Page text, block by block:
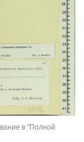
в "Полной